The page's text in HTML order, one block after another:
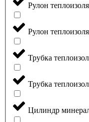
Рулон
Рулон
Трубка
Трубка
Цилиндр